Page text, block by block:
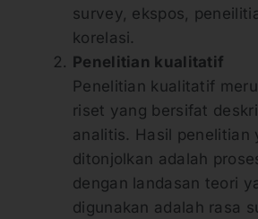
survey, ekspos,
korelasi.
Penelitian kualitatif
Penelitian kualitatif
riset yang bersifat
analitis. Hasil penelitian
ditonjolkan adalah
dengan landasan teori
digunakan adalah rasa